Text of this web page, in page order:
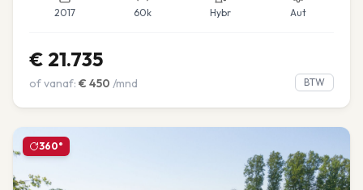
2017 60k Hybr Aut
€ 21.735
of vanaf: € 450 /mnd BTW
360°